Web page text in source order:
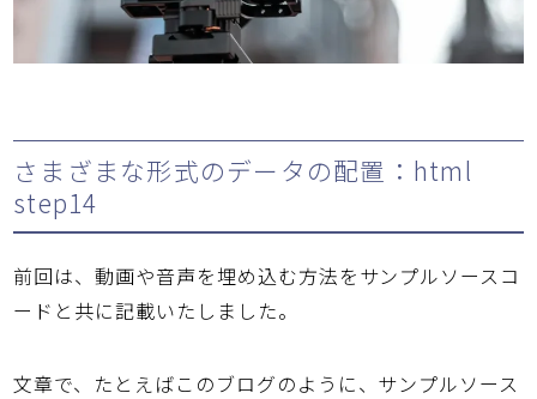
さまざまな形式のデータの配置：html
step14
前回は、動画や音声を埋め込む方法をサンプルソースコ
ードと共に記載いたしました。
文章で、たとえばこのブログのように、サンプルソース